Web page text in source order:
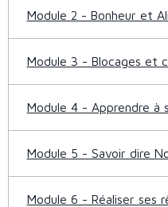
Module 2 - Bonheur et
Module 3 - Blocages et
Module 4 - Apprendre à
Module 5 - Savoir dire
Module 6 - Réaliser ses